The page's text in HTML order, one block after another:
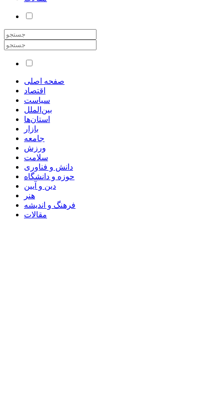
صفحه اصلی
اقتصاد
سیاست
بین‌الملل
استان‌ها
بازار
جامعه
ورزش
سلامت
دانش و فناوری
حوزه و دانشگاه
دین و آیین
هنر
فرهنگ و اندیشه
مقالات